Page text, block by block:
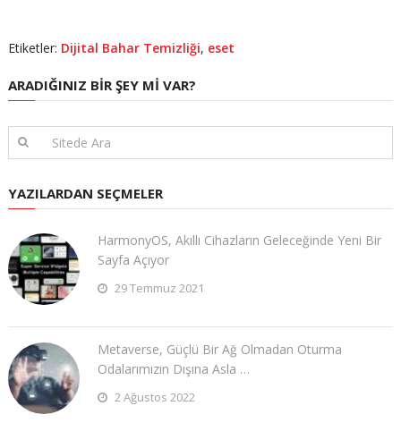
Etiketler: Dijital Bahar Temizliği, eset
ARADIĞINIZ BIR ŞEY MI VAR?
YAZILARDAN SEÇMELER
HarmonyOS, Akıllı Cihazların Geleceğinde Yeni Bir
Sayfa Açıyor
29 Temmuz 2021
Metaverse, Güçlü Bir Ağ Olmadan Oturma
Odalarımızın Dışına Asla …
2 Ağustos 2022